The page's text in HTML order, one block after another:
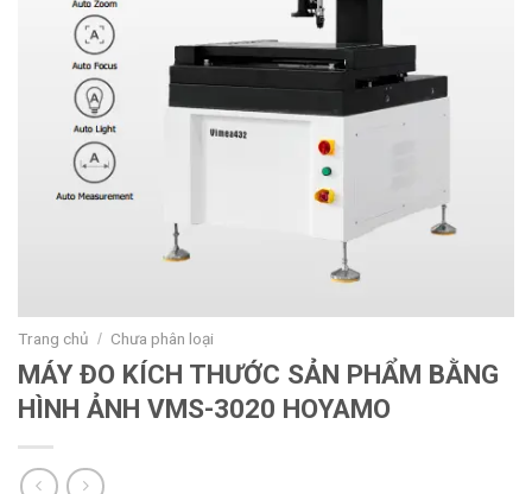
Trang chủ / Chưa phân loại
MÁY ĐO KÍCH THƯỚC SẢN PHẨM BẰNG
HÌNH ẢNH VMS-3020 HOYAMO